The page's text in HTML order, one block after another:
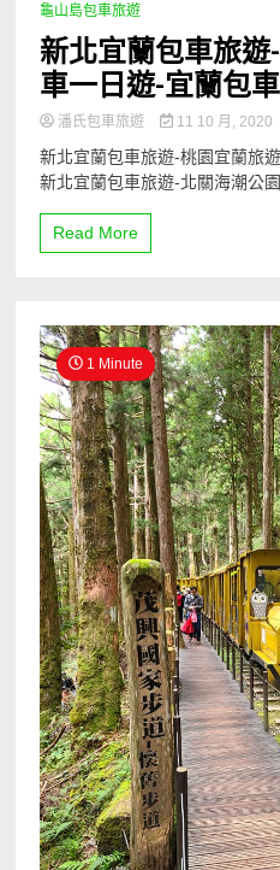
龜山島包車旅遊
新北宜蘭包車旅
車一日遊-宜蘭包
潘氏包車旅遊 11 10 月, 2020
新北宜蘭包車旅遊-桃園宜蘭旅
新北宜蘭包車旅遊-北關海潮公
Read More
1 Minute